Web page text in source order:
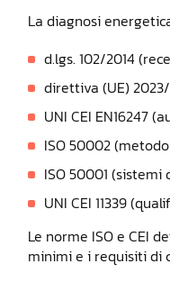
La diagnosi
d.lgs. 102/2014
direttiva (UE) 2023/
UNI CEI EN16247
ISO 50002
ISO 50001 (sistemi
UNI CEI 11339
Le norme ISO e CEI
minimi e i requisiti di